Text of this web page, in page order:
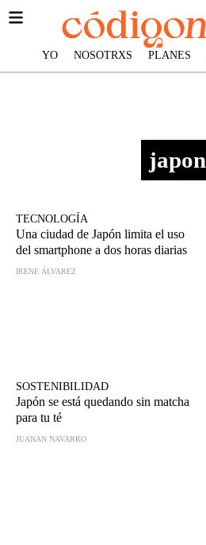
YO NOSOTRXS PLANES
japon
TECNOLOGÍA
Una ciudad de Japón limita el uso
del smartphone a dos horas diarias
IRENE ÁLVAREZ
SOSTENIBILIDAD
Japón se está quedando sin matcha
para tu té
JUANAN NAVARRO